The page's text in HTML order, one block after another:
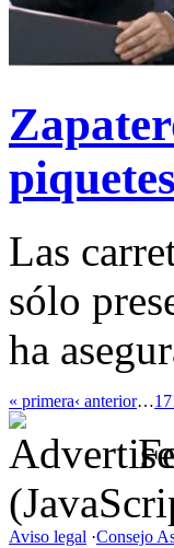
piquetes
Las
sólo
ha
« primera‹ anterior…17
Aviso legal ·Consejo